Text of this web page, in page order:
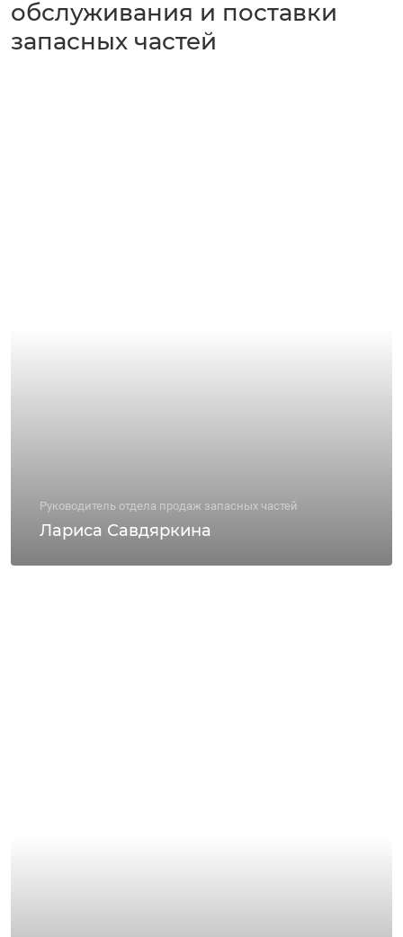
обслуживания и поставки
запасных частей
Руководитель отдела продаж запасных частей
Лариса Савдяркина